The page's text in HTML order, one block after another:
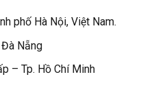
phố Hà Nội, Việt Nam.
Nẵng
– Tp. Hồ Chí Minh